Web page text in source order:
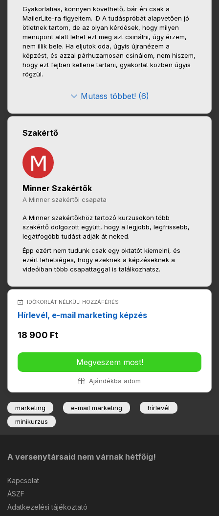
Gyakorlatias, könnyen követhető, bár én csak a
MailerLite-ra figyeltem. :D A tudáspróbát alapvetően jó
ötletnek tartom, de az olyan kérdések, hogy milyen
menüpont alatt lehet ezt meg azt csinálni, úgy érzem,
nem illik bele. Ha eljutok oda, úgyis újranézem a
képzést, és azzal párhuzamosan csinálom, nem hiszem,
hogy ezt fejben kellene tartani, gyakorlat közben úgyis
rögzül.
Mutass többet! (6)
Szakértő
Minner Szakértők
A Minner szakértői csapata
A Minner szakértőkhöz tartozó kurzusokon több
szakértő dolgozott együtt, hogy a legjobb, legfrissebb,
legátfogóbb tudást adják át neked.
Épp ezért nem tudunk csak egy oktatót kiemelni, és
ezért lehetséges, hogy ezeknek a képzéseknek a
videóiban több csapattaggal is találkozhatsz.
IDŐKORLÁT NÉLKÜLI HOZZÁFÉRÉS
Hírlevél, e-mail marketing képzés
18 900 Ft
Megveszem most!
Ajándékba adom
marketing e-mail marketing
hírlevél
minikurzus
A versenytársaid nem várnak hétfőig!
Kapcsolat
ÁSZF
Adatkezelési tájékoztató